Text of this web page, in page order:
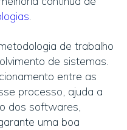
.
de trabalho
de sistemas.
entre as
processo, ajuda a
dos softwares,
uma boa